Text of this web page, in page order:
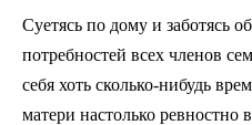
Суетясь по дому и заботясь
потребностей всех членов
себя хоть сколько-нибудь
матери настолько ревностно